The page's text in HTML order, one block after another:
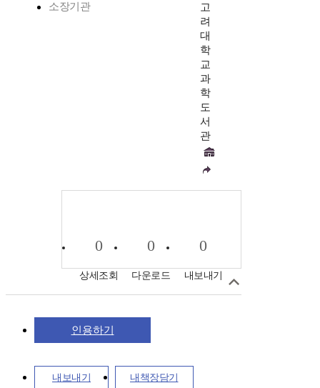
소장기관
고
려
대
학
교
과
학
도
서
관
0
상세조회
0
다운로드
0
내보내기
인용하기
내보내기 내책장담기